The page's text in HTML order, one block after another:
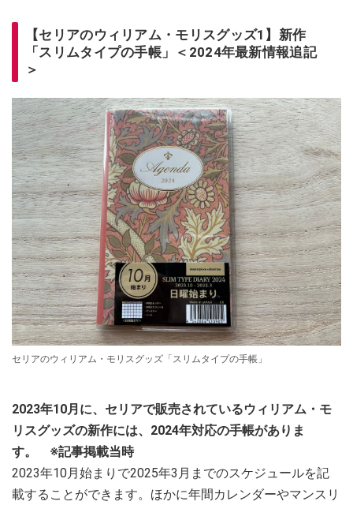
【セリアのウィリアム・モリスグッズ1】新作
「スリムタイプの手帳」＜2024年最新情報追記
＞
セリアのウィリアム・モリスグッズ「スリムタイプの手帳」
2023年10月に、セリアで販売されているウィリアム・モ
リスグッズの新作には、2024年対応の手帳がありま
す。 ※記事掲載当時
2023年10月始まりで2025年3月までのスケジュールを記
載することができます。ほかに年間カレンダーやマンスリ